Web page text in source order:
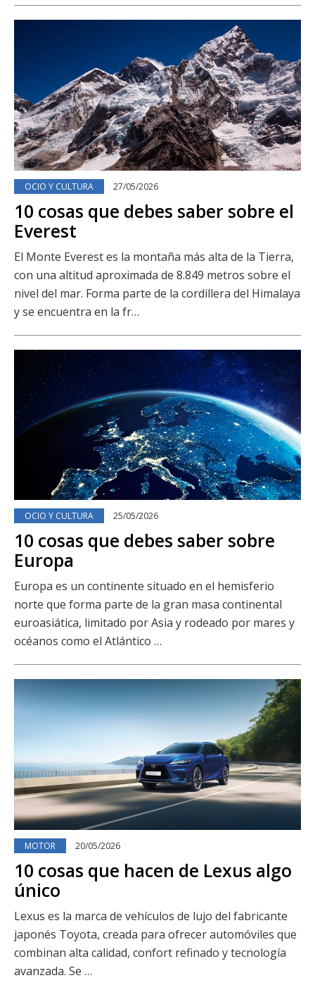
OCIO Y CULTURA 27/05/2026
10 cosas que debes saber sobre el
Everest
El Monte Everest es la montaña más alta de la Tierra,
con una altitud aproximada de 8.849 metros sobre el
nivel del mar. Forma parte de la cordillera del Himalaya
y se encuentra en la fr…
OCIO Y CULTURA 25/05/2026
10 cosas que debes saber sobre
Europa
Europa es un continente situado en el hemisferio
norte que forma parte de la gran masa continental
euroasiática, limitado por Asia y rodeado por mares y
océanos como el Atlántico …
MOTOR 20/05/2026
10 cosas que hacen de Lexus algo
único
Lexus es la marca de vehículos de lujo del fabricante
japonés Toyota, creada para ofrecer automóviles que
combinan alta calidad, confort refinado y tecnología
avanzada. Se …